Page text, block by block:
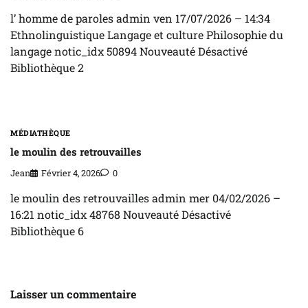
l’ homme de paroles admin ven 17/07/2026 – 14:34
Ethnolinguistique Langage et culture Philosophie du
langage notic_idx 50894 Nouveauté Désactivé
Bibliothèque 2
MÉDIATHÈQUE
le moulin des retrouvailles
Jean Février 4, 2026 0
le moulin des retrouvailles admin mer 04/02/2026 –
16:21 notic_idx 48768 Nouveauté Désactivé
Bibliothèque 6
Laisser un commentaire